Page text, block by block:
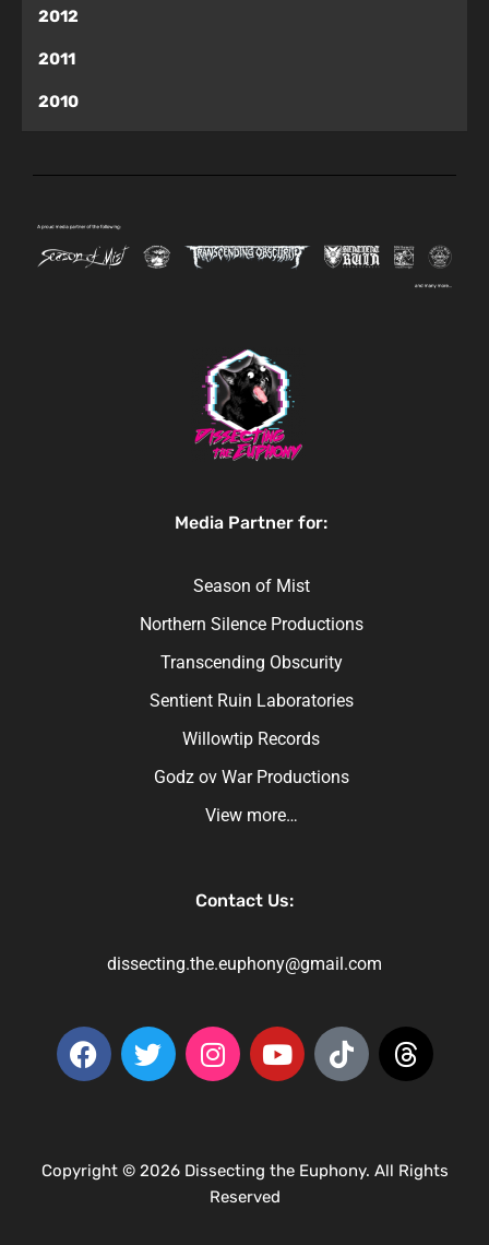
2012
2011
2010
Media Partner for:
Season of Mist
Northern Silence Productions
Transcending Obscurity
Sentient Ruin Laboratories
Willowtip Records
Godz ov War Productions
View more…
Contact Us:
dissecting.the.euphony@gmail.com
Copyright © 2026 Dissecting the Euphony. All Rights
Reserved